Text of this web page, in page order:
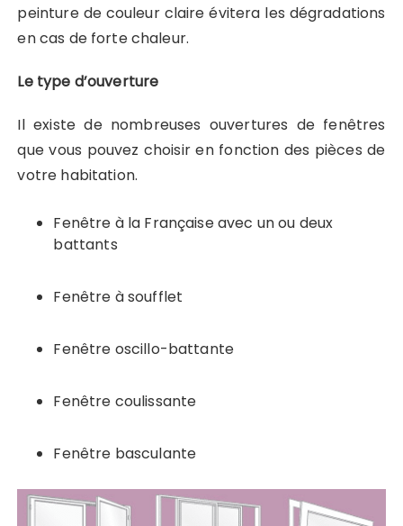
peinture de couleur claire évitera les dégradations
en cas de forte chaleur.
Le type d’ouverture
Il existe de nombreuses ouvertures de fenêtres
que vous pouvez choisir en fonction des pièces de
votre habitation.
Fenêtre à la Française avec un ou deux
battants
Fenêtre à soufflet
Fenêtre oscillo-battante
Fenêtre coulissante
Fenêtre basculante